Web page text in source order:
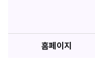
홈페이지